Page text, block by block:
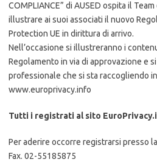
COMPLIANCE” di AUSED ospita il
illustrare ai suoi associati il nuovo
Protection UE in dirittura di arrivo.
Nell’occasione si illustreranno i
Regolamento in via di approvazione e
professionale che si sta raccogliendo
www.europrivacy.info
Tutti i registrati al sito
Per aderire occorre registrarsi presso
Fax. 02-55185875